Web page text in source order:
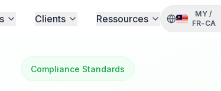
Clients Ressources MY /
FR-CA
Compliance Standards